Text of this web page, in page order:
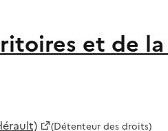
et de
(Détenteur des droits)